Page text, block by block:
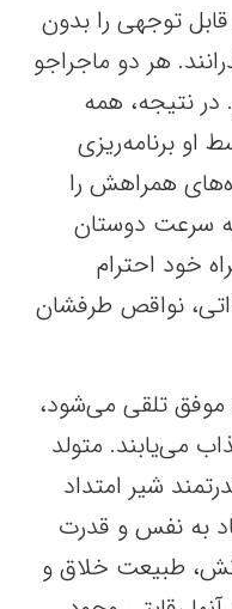
توجهی را بدون
هر دو ماجراجو
در نتیجه، همه
او برنامه‌ریزی
همراهش را
سرعت دوستان
خود احترام
نواقص طرفشان
موفق تلقی می‌شود،
می‌یابند. متولد
شیر امتداد
به نفس و قدرت
طبیعت خلاق و